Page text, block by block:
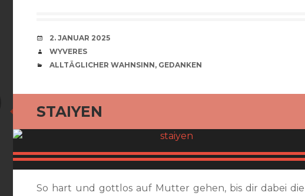
VERABREDUNG
2. JANUAR 2025
VERFASSER
WYVERES
CATEGORIES
ALLTÄGLICHER WAHNSINN, GEDANKEN
STAIYEN
Standard
So hart und gottlos auf Mutter gehen, bis dir dabei die